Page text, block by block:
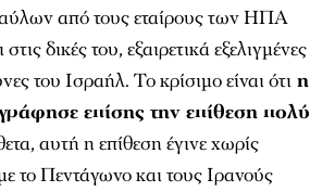
από τους εταίρους των ΗΠΑ
δικές του, εξαιρετικά εξελιγμένες
του Ισραήλ. Το κρίσιμο είναι ότι η
επίσης την επίθεση πολύ
αυτή η επίθεση έγινε χωρίς
το Πεντάγωνο και τους Ιρανούς